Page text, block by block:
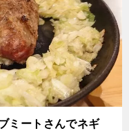
ミートさんでネギ